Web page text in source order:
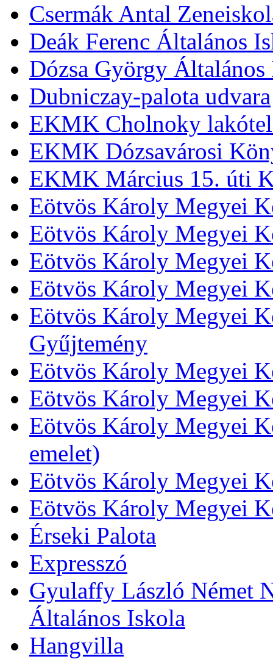
Csermák Antal
Deák Ferenc Általános
Dózsa György Általános
Dubniczay-palota udvara
EKMK Cholnoky
EKMK Dózsavárosi
EKMK Március 15. úti
Eötvös Károly Megyei
Eötvös Károly Megyei
Eötvös Károly Megyei
Eötvös Károly Megyei
Eötvös Károly Megyei
Gyűjtemény
Eötvös Károly Megyei
Eötvös Károly Megyei
Eötvös Károly Megyei
emelet)
Eötvös Károly Megyei
Eötvös Károly Megyei
Érseki Palota
Expresszó
Gyulaffy László Német
Általános Iskola
Hangvilla